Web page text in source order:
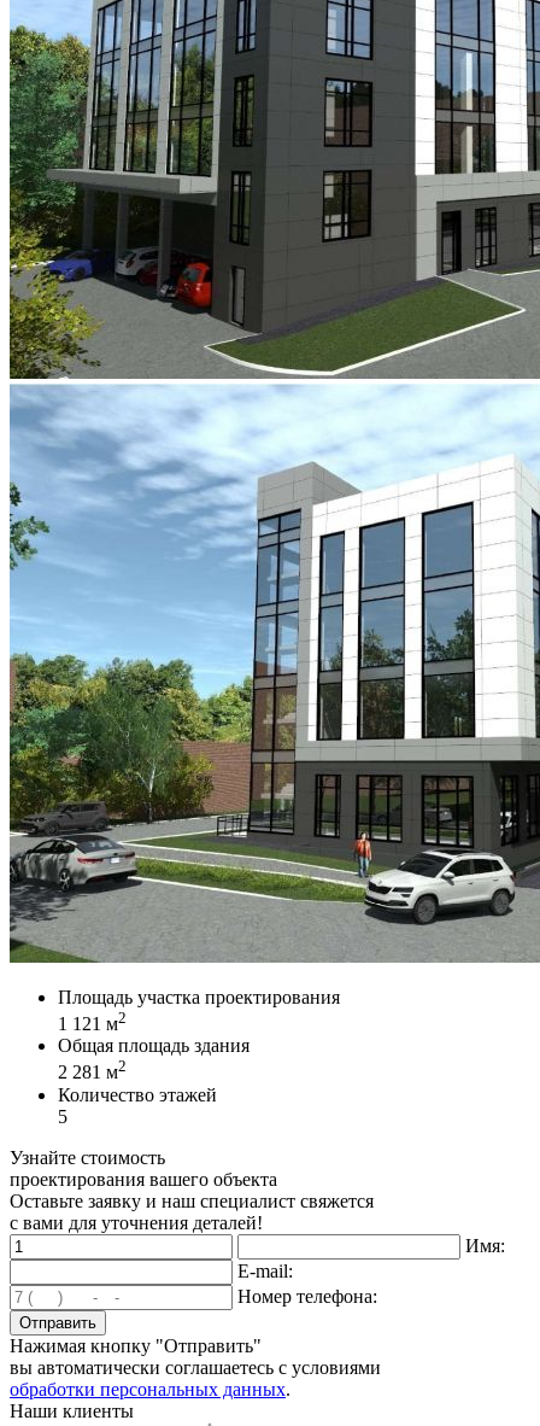
Площадь участка проектирования
1 121 м2
Общая площадь здания
2 281 м2
Количество этажей
5
Узнайте стоимость
проектирования вашего объекта
Оставьте заявку и наш специалист свяжется
с вами для уточнения деталей!
Имя:
E-mail:
Номер телефона:
Нажимая кнопку "Отправить"
вы автоматически соглашаетесь с условиями
обработки персональных данных.
Наши клиенты